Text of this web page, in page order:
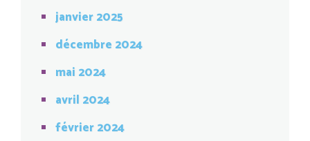
janvier 2025
décembre 2024
mai 2024
avril 2024
février 2024